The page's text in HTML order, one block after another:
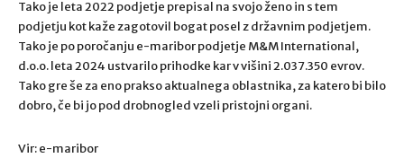
Tako je leta 2022 podjetje prepisal na svojo ženo in s tem
podjetju kot kaže zagotovil bogat posel z državnim podjetjem.
Tako je po poročanju e-maribor podjetje M&M International,
d.o.o. leta 2024 ustvarilo prihodke kar v višini 2.037.350 evrov.
Tako gre še za eno prakso aktualnega oblastnika, za katero bi bilo
dobro, če bi jo pod drobnogled vzeli pristojni organi.
Vir: e-maribor